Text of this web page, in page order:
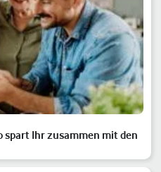
spart Ihr zusammen mit den